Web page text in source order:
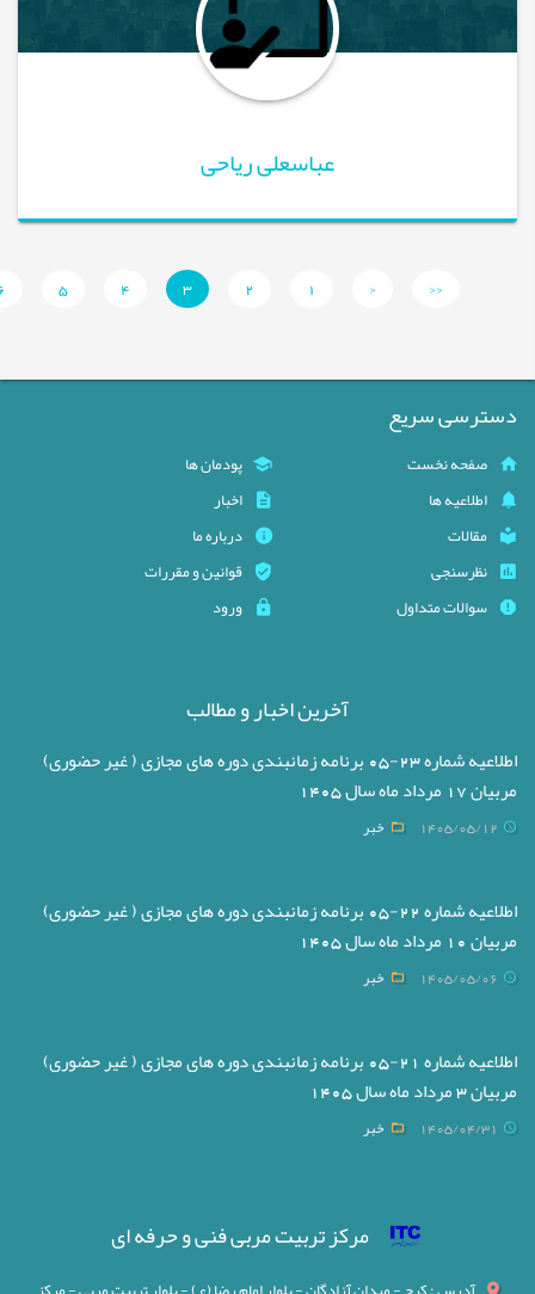
عباسعلی ریاحی
<<
<
1
2
3
4
5
دسترسی سریع
صفحه نخست
پودمان ها
اطلاعیه ها
اخبار
مقالات
درباره ما
نظرسنجی
قوانین و مقررات
سوالات متداول
ورود
آخرین اخبار و مطالب
اطلاعیه شماره 23-05 برنامه زمانبندی دوره های مجازی ( غیر حضوری)
مربیان 17 مرداد ماه سال 1405
1405/05/12 خبر
اطلاعیه شماره 22-05 برنامه زمانبندی دوره های مجازی ( غیر حضوری)
مربیان 10 مرداد ماه سال 1405
1405/05/06 خبر
اطلاعیه شماره 21-05 برنامه زمانبندی دوره های مجازی ( غیر حضوری)
مربیان 3 مرداد ماه سال 1405
1405/04/31 خبر
مرکز تربیت مربی فنی و حرفه ای